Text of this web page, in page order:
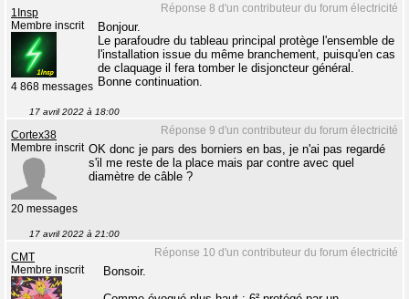
Réponse 8 d'un contributeur du forum électricité
1Insp
Membre inscrit
4 868 messages
Bonjour.
Le parafoudre du tableau principal protège l'ensemble de
l'installation issue du même branchement, puisqu'en cas
de claquage il fera tomber le disjoncteur général.
Bonne continuation.
17 avril 2022 à 18:00
Réponse 9 d'un contributeur du forum électricité
Cortex38
Membre inscrit
20 messages
OK donc je pars des borniers en bas, je n'ai pas regardé
s'il me reste de la place mais par contre avec quel
diamètre de câble ?
17 avril 2022 à 21:00
Réponse 10 d'un contributeur du forum électricité
CMT
Membre inscrit
Bonsoir.